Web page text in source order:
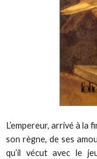
L’empereur, arrivé à la
son règne, de ses
qu’il vécut avec le